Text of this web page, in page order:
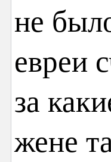
не
евреи
за
жене